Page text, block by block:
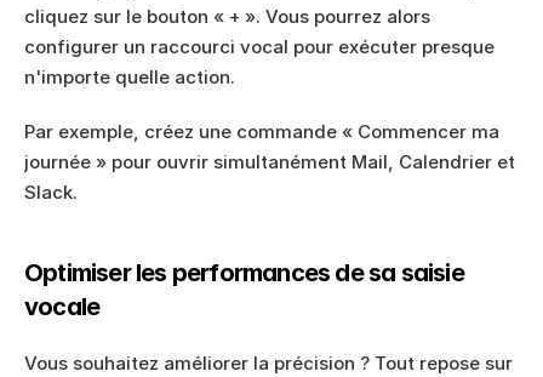
cliquez sur le bouton « + ». Vous pourrez alors
configurer un raccourci vocal pour exécuter presque
n'importe quelle action.
Par exemple, créez une commande « Commencer ma
journée » pour ouvrir simultanément Mail, Calendrier et
Slack.
Optimiser les performances de sa saisie
vocale
Vous souhaitez améliorer la précision ? Tout repose sur